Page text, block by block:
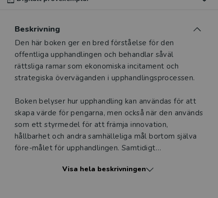
digitalt provexemplar av den här produkten
Våra digitala provexemplar tillhandahålls via Studora.se
och ger dig tillgång till boken under 180 dagar. Observera
att erbjudandet endast gäller relevanta produkter för din
Sverige. Du kan alltid kontakta vårkundserviceom du
önskar ytterligare information eller har frågor om
produkten.
Den här produkten kan beställas av lärare på universitet
eller högskola. Om det gäller tjänsteexemplar av en
kursbok på befintlig kurslista hänvisar vi till din
Beskrivning
Beskrivning
Den här boken ger en bred förståelse för den
offentliga upphandlingen och behandlar såväl
rättsliga ramar som ekonomiska incitament och
strategiska överväganden i upphandlingsprocessen.
Boken belyser hur upphandling kan användas för att
skapa värde för pengarna, men också när den används
som ett styrmedel för att främja innovation,
hållbarhet och andra samhälleliga mål bortom själva
före-målet för upphandlingen. Samtidigt
och kvalitet, informationsasymmetrier,
Visa hela beskrivningen